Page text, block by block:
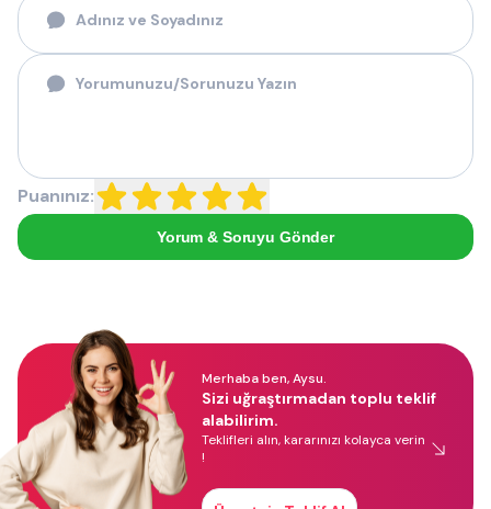
Puanınız:
Yorum & Soruyu Gönder
Merhaba ben, Aysu.
Sizi uğraştırmadan toplu teklif
alabilirim.
Teklifleri alın, kararınızı kolayca verin
!